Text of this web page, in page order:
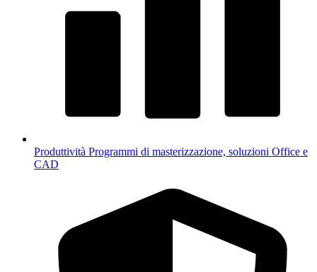
Produttività Programmi di masterizzazione, soluzioni Office e
CAD